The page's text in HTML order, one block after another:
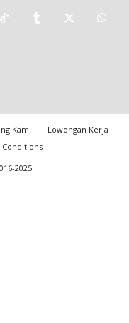
Kami
Lowongan Kerja
2025